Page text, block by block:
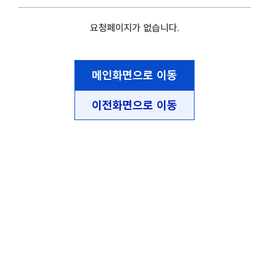
요청페이지가 없습니다.
메인화면으로 이동
이전화면으로 이동